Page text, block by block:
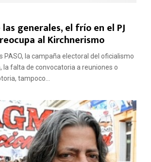
generales, el frío en el PJ
al Kirchnerismo
PASO, la campaña electoral del oficialismo
la falta de convocatoria a reuniones o
tampoco...